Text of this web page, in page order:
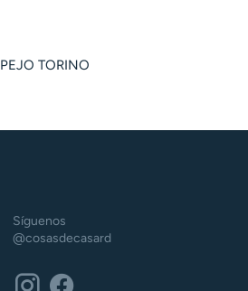
TORINO
Síguenos
@cosasdecasard